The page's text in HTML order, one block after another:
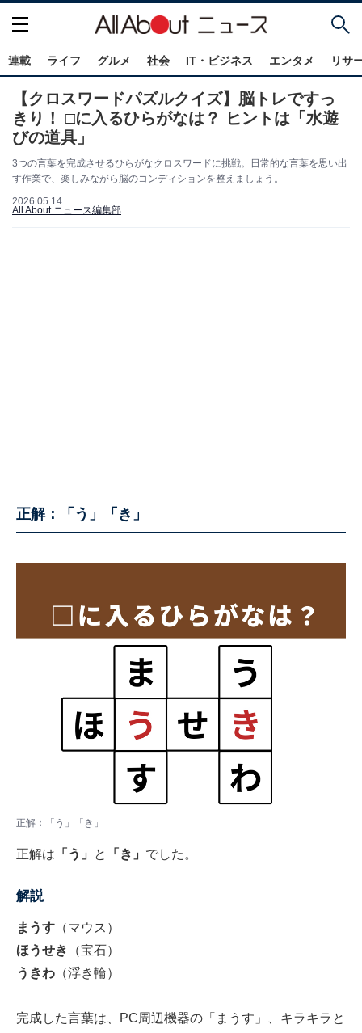
連載 ライフ グルメ 社会 IT・ビジネス エンタメ リサ
【クロスワードパズルクイズ】脳トレですっ
きり！ □に入るひらがなは？ ヒントは「水遊
びの道具」
3つの言葉を完成させるひらがなクロスワードに挑戦。日常的な言葉を思い出
す作業で、楽しみながら脳のコンディションを整えましょう。
2026.05.14
All About ニュース編集部
正解： 「う」「き」
正解：「う」「き」
正解は 「う」 と 「き」 でした。
解説
まうす （マウス）
ほうせき
（宝石）
うきわ （浮き輪）
完成した言葉は、PC周辺機器の「まうす」、キラキラと